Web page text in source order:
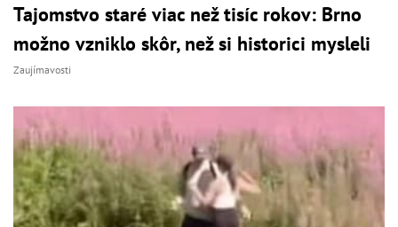
Tajomstvo staré viac než tisíc rokov: Brno
možno vzniklo skôr, než si historici mysleli
Zaujímavosti